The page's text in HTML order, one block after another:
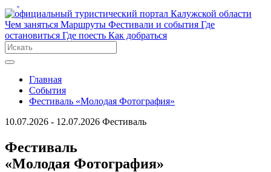
Чем заняться Маршруты Фестивали и события Где
остановиться Где поесть Как добраться
Главная
События
Фестиваль «Молодая Фотография»
10.07.2026 - 12.07.2026 Фестиваль
Фестиваль
«Молодая Фотография»